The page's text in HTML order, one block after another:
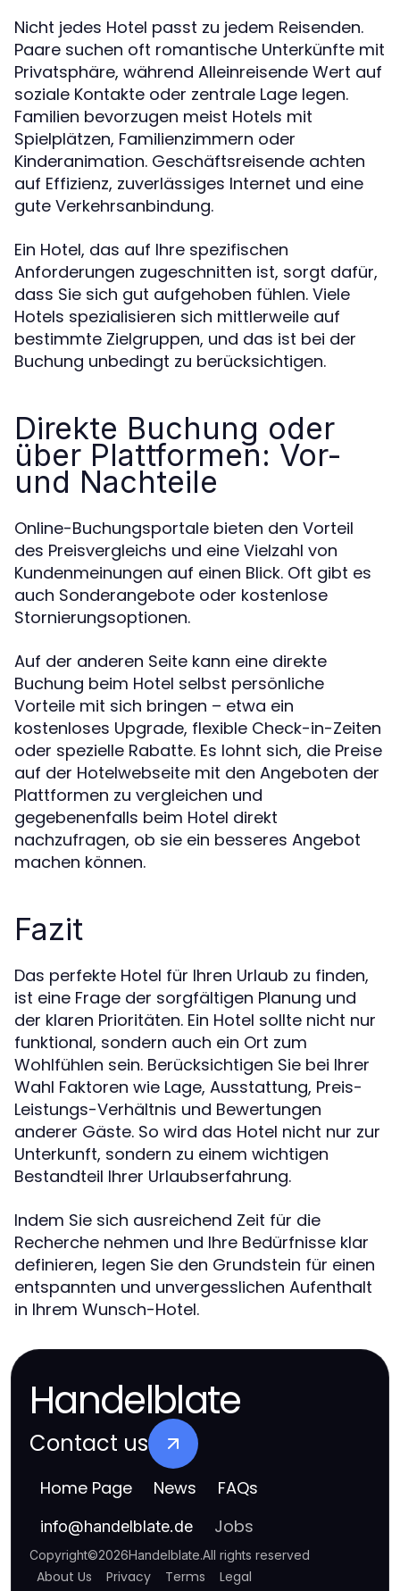
Nicht jedes Hotel passt zu jedem Reisenden.
Paare suchen oft romantische Unterkünfte mit
Privatsphäre, während Alleinreisende Wert auf
soziale Kontakte oder zentrale Lage legen.
Familien bevorzugen meist Hotels mit
Spielplätzen, Familienzimmern oder
Kinderanimation. Geschäftsreisende achten
auf Effizienz, zuverlässiges Internet und eine
gute Verkehrsanbindung.
Ein Hotel, das auf Ihre spezifischen
Anforderungen zugeschnitten ist, sorgt dafür,
dass Sie sich gut aufgehoben fühlen. Viele
Hotels spezialisieren sich mittlerweile auf
bestimmte Zielgruppen, und das ist bei der
Buchung unbedingt zu berücksichtigen.
Direkte Buchung oder
über Plattformen: Vor-
und Nachteile
Online-Buchungsportale bieten den Vorteil
des Preisvergleichs und eine Vielzahl von
Kundenmeinungen auf einen Blick. Oft gibt es
auch Sonderangebote oder kostenlose
Stornierungsoptionen.
Auf der anderen Seite kann eine direkte
Buchung beim Hotel selbst persönliche
Vorteile mit sich bringen – etwa ein
kostenloses Upgrade, flexible Check-in-Zeiten
oder spezielle Rabatte. Es lohnt sich, die Preise
auf der Hotelwebseite mit den Angeboten der
Plattformen zu vergleichen und
gegebenenfalls beim Hotel direkt
nachzufragen, ob sie ein besseres Angebot
machen können.
Fazit
Das perfekte Hotel für Ihren Urlaub zu finden,
ist eine Frage der sorgfältigen Planung und
der klaren Prioritäten. Ein Hotel sollte nicht nur
funktional, sondern auch ein Ort zum
Wohlfühlen sein. Berücksichtigen Sie bei Ihrer
Wahl Faktoren wie Lage, Ausstattung, Preis-
Leistungs-Verhältnis und Bewertungen
anderer Gäste. So wird das Hotel nicht nur zur
Unterkunft, sondern zu einem wichtigen
Bestandteil Ihrer Urlaubserfahrung.
Indem Sie sich ausreichend Zeit für die
Recherche nehmen und Ihre Bedürfnisse klar
definieren, legen Sie den Grundstein für einen
entspannten und unvergesslichen Aufenthalt
in Ihrem Wunsch-Hotel.
Handelblate
Contact us
Home Page News FAQs
info@handelblate.de Jobs
Copyright©2026Handelblate.All rights reserved
About Us Privacy Terms Legal